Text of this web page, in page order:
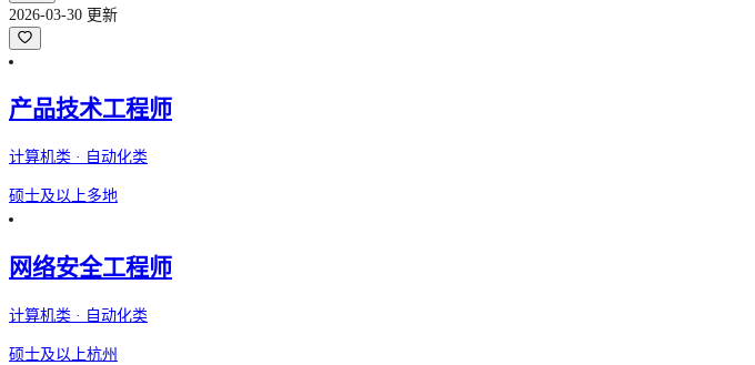
2026-03-30 更新
产品技术工程师
计算机类 · 自动化类
硕士及以上多地
网络安全工程师
计算机类 · 自动化类
硕士及以上杭州